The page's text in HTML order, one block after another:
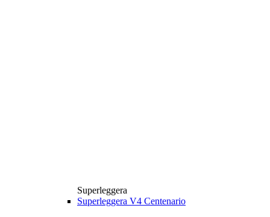
Superleggera
Superleggera V4 Centenario